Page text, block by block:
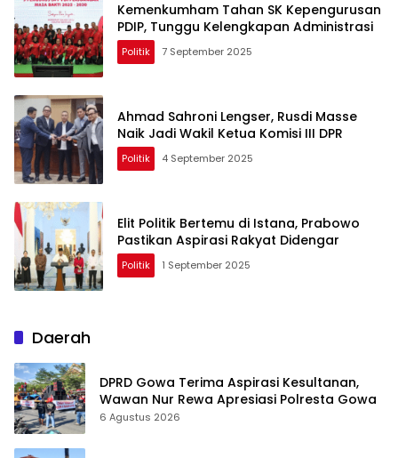
Kemenkumham Tahan SK Kepengurusan
PDIP, Tunggu Kelengkapan Administrasi
Politik 7 September 2025
Ahmad Sahroni Lengser, Rusdi Masse
Naik Jadi Wakil Ketua Komisi III DPR
Politik 4 September 2025
Elit Politik Bertemu di Istana, Prabowo
Pastikan Aspirasi Rakyat Didengar
Politik 1 September 2025
Daerah
DPRD Gowa Terima Aspirasi Kesultanan,
Wawan Nur Rewa Apresiasi Polresta Gowa
6 Agustus 2026